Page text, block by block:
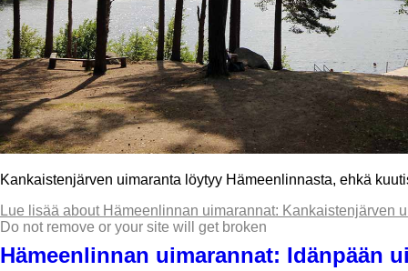
Kankaistenjärven uimaranta löytyy Hämeenlinnasta, ehkä
Lue lisää about Hämeenlinnan uimarannat: Kankaistenjärven
Do not remove or your site will get broken
Hämeenlinnan uimarannat: Idänpään